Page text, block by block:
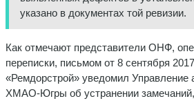
указано в документах той ревизии.
Как отмечают представители ОНФ,
переписки, письмом от 8 сентября
«Ремдорстрой» уведомил Управление
ХМАО-Югры об устранении